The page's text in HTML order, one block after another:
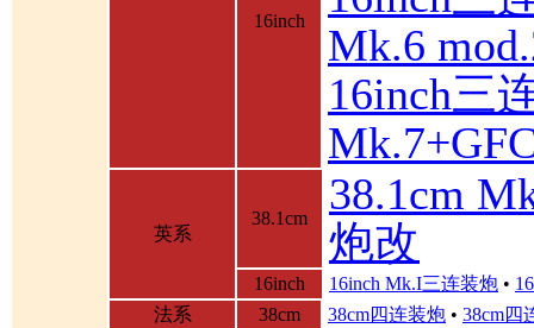
16inch
Mk.6
16inch三
英系
38.1cm
38.1cm
炮改
16inch 16inch Mk.I三连装炮 •
法系
38cm 38cm四连装炮 • 38cm四